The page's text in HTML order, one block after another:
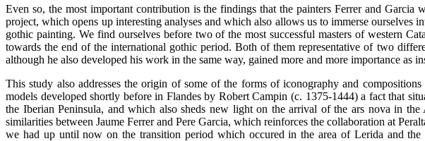
Even so, the most important contribution is the findings that the painters Ferrer and
project, which opens up interesting analyses and which also allows us to immerse ourselves
gothic painting. We find ourselves before two of the most successful masters of western
towards the end of the international gothic period. Both of them representative of two
although he also developed his work in the same way, gained more and more importance as
This study also addresses the origin of some of the forms of iconography and
models developed shortly before in Flandes by Robert Campin (c. 1375-1444) a fact that
the Iberian Peninsula, and which also sheds new light on the arrival of the ars nova in
similarities between Jaume Ferrer and Pere Garcia, which reinforces the collaboration at
we had up until now on the transition period which occured in the area of Lerida and